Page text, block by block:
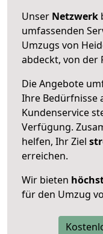
Unser Netzwerk
umfassenden
Umzugs von
abdeckt, von der
Die Angebote
Ihre Bedürfnisse
Kundenservice
Verfügung.
helfen, Ihr Ziel
erreichen.
Wir bieten
für den Umzug